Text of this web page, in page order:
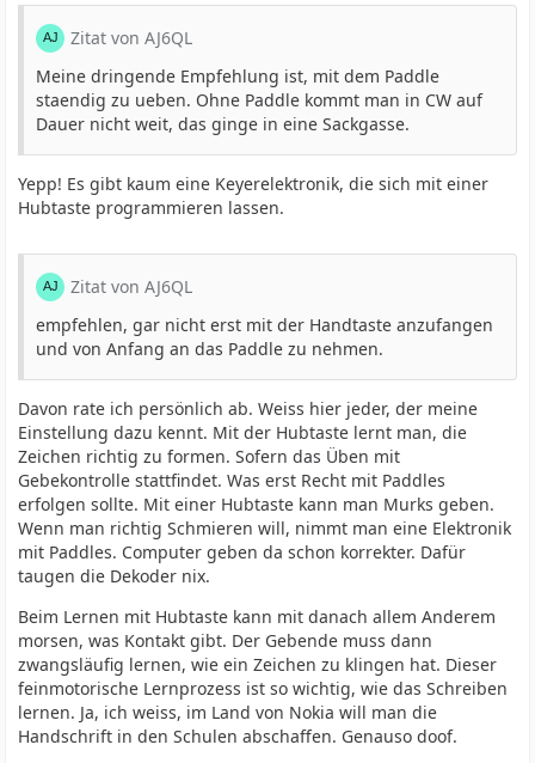
Zitat von AJ6QL
Meine dringende Empfehlung ist, mit dem Paddle
staendig zu ueben. Ohne Paddle kommt man in CW auf
Dauer nicht weit, das ginge in eine Sackgasse.
Yepp! Es gibt kaum eine Keyerelektronik, die sich mit einer
Hubtaste programmieren lassen.
Zitat von AJ6QL
empfehlen, gar nicht erst mit der Handtaste anzufangen
und von Anfang an das Paddle zu nehmen.
Davon rate ich persönlich ab. Weiss hier jeder, der meine
Einstellung dazu kennt. Mit der Hubtaste lernt man, die
Zeichen richtig zu formen. Sofern das Üben mit
Gebekontrolle stattfindet. Was erst Recht mit Paddles
erfolgen sollte. Mit einer Hubtaste kann man Murks geben.
Wenn man richtig Schmieren will, nimmt man eine Elektronik
mit Paddles. Computer geben da schon korrekter. Dafür
taugen die Dekoder nix.
Beim Lernen mit Hubtaste kann mit danach allem Anderem
morsen, was Kontakt gibt. Der Gebende muss dann
zwangsläufig lernen, wie ein Zeichen zu klingen hat. Dieser
feinmotorische Lernprozess ist so wichtig, wie das Schreiben
lernen. Ja, ich weiss, im Land von Nokia will man die
Handschrift in den Schulen abschaffen. Genauso doof.